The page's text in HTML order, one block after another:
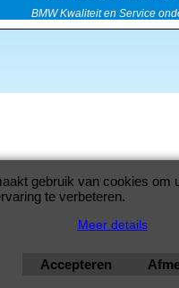
BMW Kwaliteit en Service
gebruik van cookies om
te verbeteren.
Meer details
Accepteren